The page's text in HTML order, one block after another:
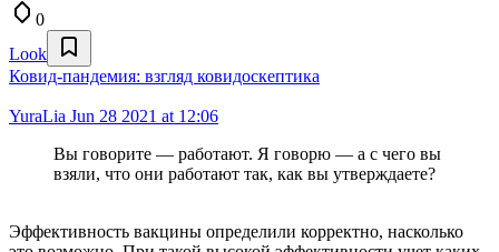
0
Look
Ковид-пандемия: взгляд ковидоскептика
YuraLia Jun 28 2021 at 12:06
Вы говорите — работают. Я говорю — а с чего вы
взяли, что они работают так, как вы утверждаете?
Эффективность вакцины определили корректно, насколько